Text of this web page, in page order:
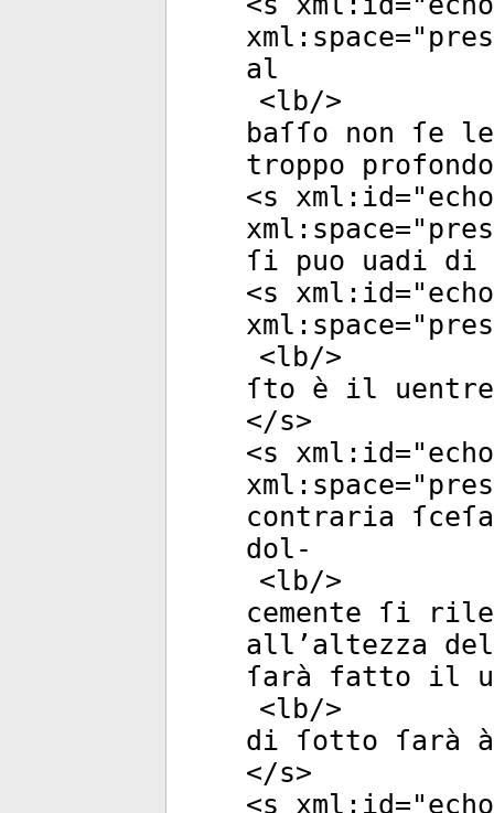
xml:space="
al
<lb/>
baſſo non ſe
troppo
<s xml:id="
xml:space="
ſi puo uadi di
<s xml:id="
xml:space="
<lb/>
ſto è il
</s>
<s xml:id="
xml:space="
contraria
dol-
<lb/>
cemente ſi
all’altezza
ſarà fatto il
<lb/>
di ſotto ſarà
</s>
<s xml:id="